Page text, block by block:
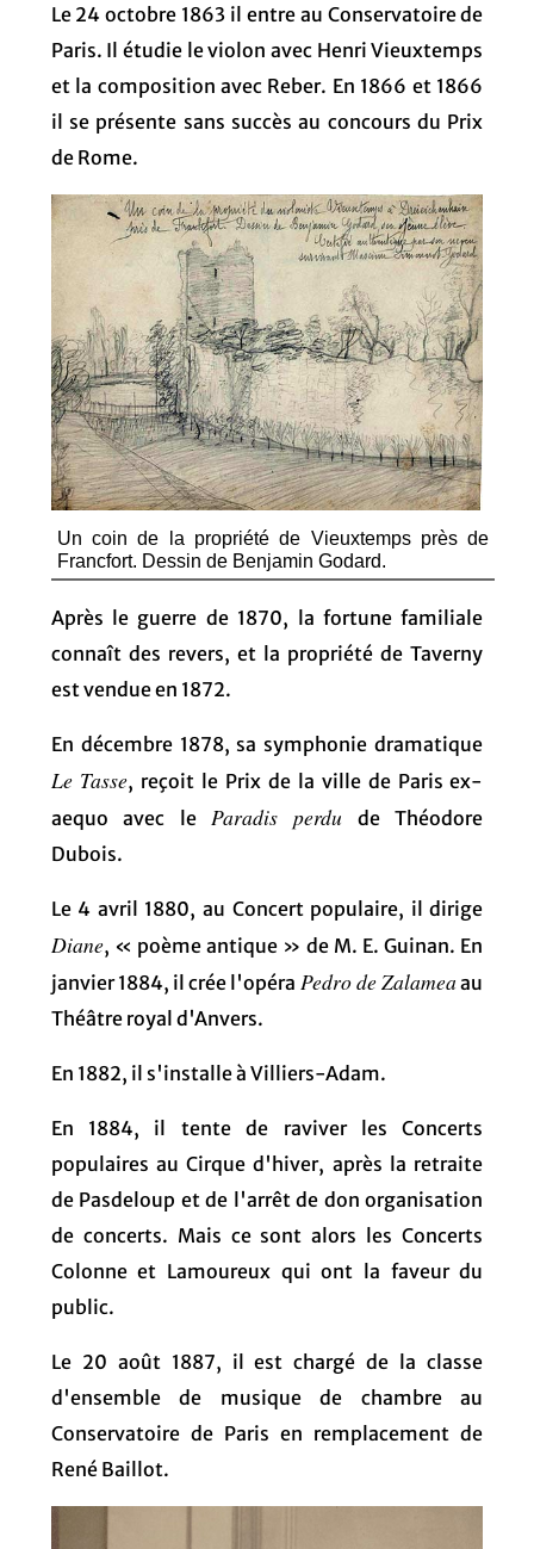
Le 24 octobre 1863 il entre au Conservatoire de
Paris. Il étudie le violon avec Henri Vieuxtemps
et la composition avec Reber. En 1866 et 1866
il se présente sans succès au concours du Prix
de Rome.
Un coin de la propriété de Vieuxtemps près de
Francfort. Dessin de Benjamin Godard.
Après le guerre de 1870, la fortune familiale
connaît des revers, et la propriété de Taverny
est vendue en 1872.
En décembre 1878, sa symphonie dramatique
Le Tasse, reçoit le Prix de la ville de Paris ex-
aequo avec le Paradis perdu de Théodore
Dubois.
Le 4 avril 1880, au Concert populaire, il dirige
Diane, « poème antique » de M. E. Guinan. En
janvier 1884, il crée l'opéra Pedro de Zalameaau
Théâtre royal d'Anvers.
En 1882, il s'installe à Villiers-Adam.
En 1884, il tente de raviver les Concerts
populaires au Cirque d'hiver, après la retraite
de Pasdeloup et de l'arrêt de don organisation
de concerts. Mais ce sont alors les Concerts
Colonne et Lamoureux qui ont la faveur du
public.
Le 20 août 1887, il est chargé de la classe
d'ensemble de musique de chambre au
Conservatoire de Paris en remplacement de
René Baillot.